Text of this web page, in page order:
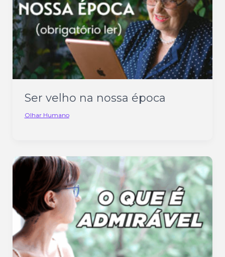
Ser velho na nossa época
Olhar Humano